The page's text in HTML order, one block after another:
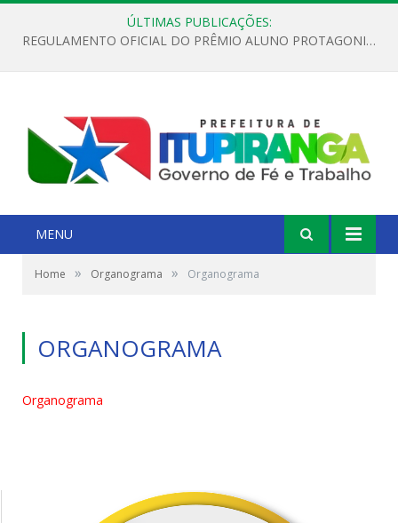
ÚLTIMAS PUBLICAÇÕES:
REGULAMENTO OFICIAL DO PRÊMIO ALUNO PROTAGONISTA – EDIÇÃO 2026
MENU
Home » Organograma » Organograma
ORGANOGRAMA
Organograma